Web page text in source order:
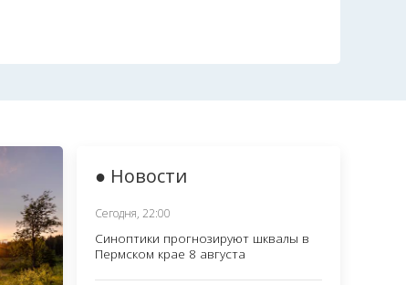
● Новости
Сегодня, 22:00
Синоптики прогнозируют шквалы в
Пермском крае 8 августа